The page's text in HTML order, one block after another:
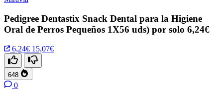
Pedigree Dentastix Snack Dental para la Higiene
Oral de Perros Pequeños 1X56 uds) por solo 6,24€
6,24€ 15,07€
648
0